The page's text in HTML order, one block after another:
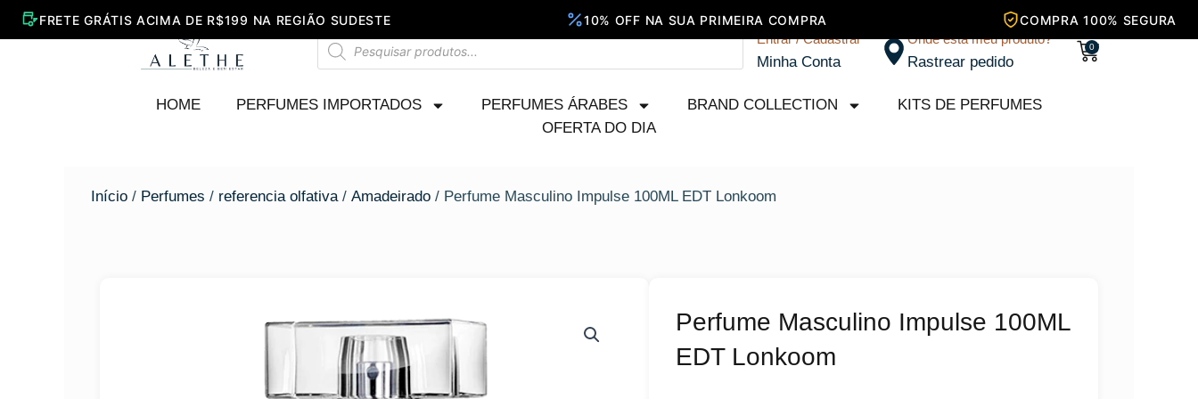
Pesquisar
produtos
Entrar / Cadastrar
Minha Conta
Onde está meu produto?
Rastrear pedido
0
Carrinho
HOME PERFUMES IMPORTADOS PERFUMES ÁRABES BRAND COLLECTION
KITS DE PERFUMES
OFERTA DO DIA
Início / Perfumes / referencia olfativa/ Amadeirado / Perfume Masculino Impulse 100ML EDT Lonkoom
Perfume Masculino Impulse 100ML
EDT Lonkoom